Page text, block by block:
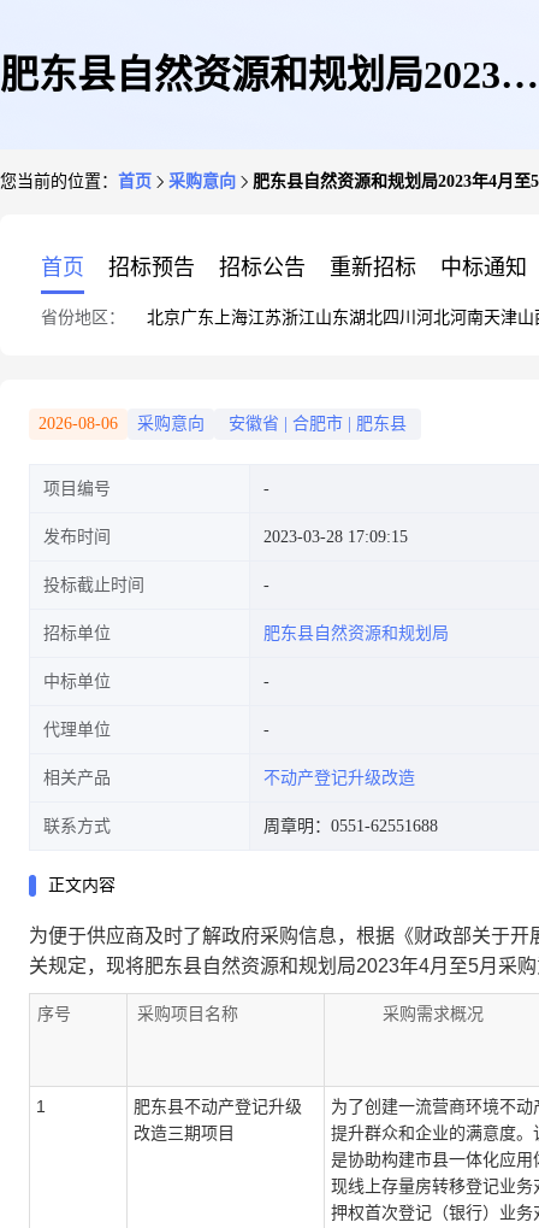
肥东县自然资源和规划局2023年
您当前的位置： 首页 采购意向 肥东县自然资源和规划局2023年4月至
首页 招标预告 招标公告 重新招标 中标通知
省份地区： 北京广东 上海江苏浙江山东湖北四川 河北河南天津山
2026-08-06 采购意向 安徽省 合肥市 肥东县
项目编号
发布时间 2023-03-28 17:09:15
投标截止时间
招标单位 肥东县自然资源和规划局
中标单位
代理单位
相关产品 不动产登记升级改造
联系方式 周章明：0551-62551688
正文内容
为便于供应商及时了解政府采购信息，根据《财政部关于
关规定，现将肥东县自然资源和规划局2023年4月至5月采
序号 采购项目名称 采购需求概况
1
肥东县不动产登记升级
改造三期项目
为了创建一流营商环境不动
提升群众和企业的满意度。
是协助构建市县一体化应用
现线上存量房转移登记业务
押权首次登记（银行）业务